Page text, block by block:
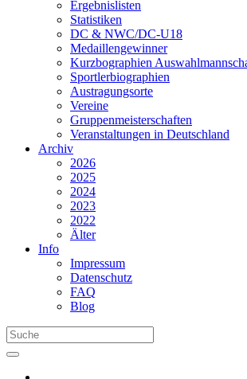
Ergebnislisten
Statistiken
DC & NWC/DC-U18
Medaillengewinner
Kurzbographien
Sportlerbiographien
Austragungsorte
Vereine
Gruppenmeisterschaften
Veranstaltungen in Deutschland
Archiv
2026
2025
2024
2023
2022
Älter
Info
Impressum
Datenschutz
FAQ
Blog